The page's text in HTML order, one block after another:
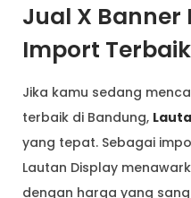
Jual X
Import Terbaik
Jika kamu sedang
terbaik di Bandung,
yang tepat. Sebagai
Lautan Display
dengan harga yang